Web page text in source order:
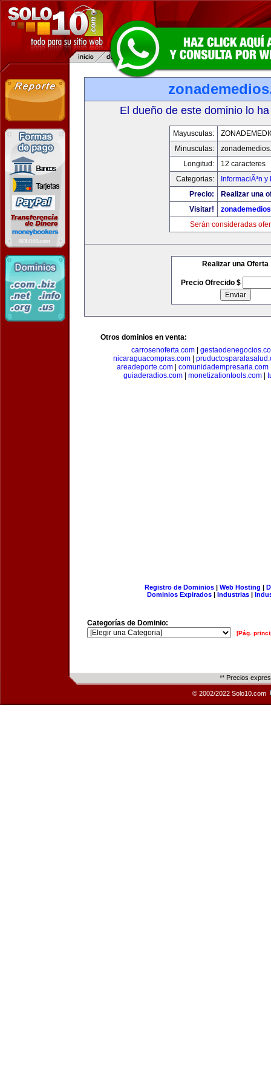
El dueño de este dominio lo
Mayusculas:
Minusculas:
Longitud:
12 caracteres
Categorias:
InformaciÃ³n
Precio:
Realizar una
Visitar!
Serán consideradas
Realizar una Oferta
Precio Ofrecido $
Otros dominios en venta:
carrosenoferta.com
nicaraguacompras.com
areadeporte.com| comunidadempresaria.com
guiaderadios.com| monetizationtools.com|
Registro de Dominios| Web Hosting |
Dominios Expirados | Industrias |
Categorías de Dominio:
[Pág.
** Precios
© 2002/2022 Solo10.com